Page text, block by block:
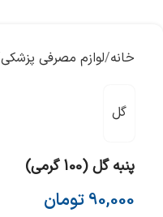
خانه لوازم مصرفی پزشکی
گل
پنبه گل (100 گرمی)
90,000تومان